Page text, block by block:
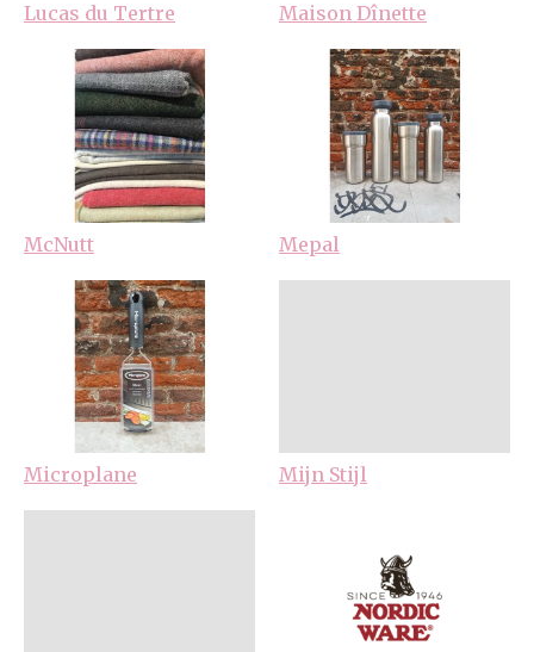
Lucas du Tertre Maison Dînette
McNutt Mepal
Microplane Mijn Stijl